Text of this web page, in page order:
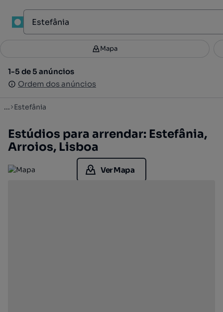
Filtros 3
1-5 de 5 anúncios
Ordem dos anúncios
Mapa
1-5 de 5 anúncios
Ordem dos anúncios
... Estefânia
Estúdios para arrendar: Estefânia,
Arroios, Lisboa
Ver Mapa